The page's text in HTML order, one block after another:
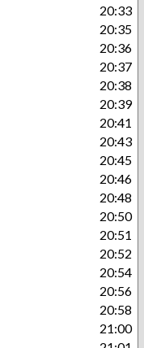
20:33
20:35
20:36
20:37
20:38
20:39
20:41
20:43
20:45
20:46
20:48
20:50
20:51
20:52
20:54
20:56
20:58
21:00